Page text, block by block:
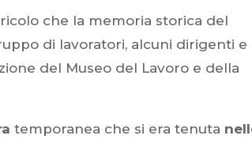
che la memoria storica del
di lavoratori, alcuni dirigenti e
del Museo del Lavoro e della
temporanea che si era tenuta